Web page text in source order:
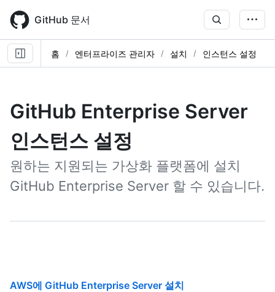
main
content
GitHub 문서
홈 엔터프라이즈 관리자 설치 인스턴스 설정
GitHub Enterprise Server
인스턴스 설정
원하는 지원되는 가상화 플랫폼에 설치
GitHub Enterprise Server 할 수 있습니다.
AWS에 GitHub Enterprise Server 설치